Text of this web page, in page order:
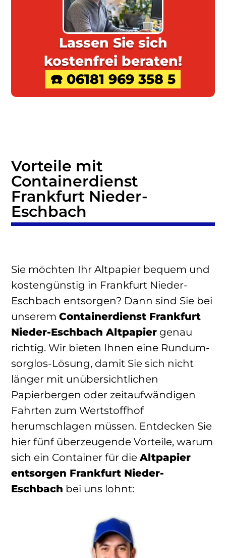
Lassen Sie sich
kostenfrei beraten!
☎️ 06181 969 358 5
Vorteile mit
Containerdienst
Frankfurt Nieder-
Eschbach
Sie möchten Ihr Altpapier bequem und
kostengünstig in Frankfurt Nieder-
Eschbach entsorgen? Dann sind Sie bei
unserem Containerdienst Frankfurt
Nieder-Eschbach Altpapier genau
richtig. Wir bieten Ihnen eine Rundum-
sorglos-Lösung, damit Sie sich nicht
länger mit unübersichtlichen
Papierbergen oder zeitaufwändigen
Fahrten zum Wertstoffhof
herumschlagen müssen. Entdecken Sie
hier fünf überzeugende Vorteile, warum
sich ein Container für die Altpapier
entsorgen Frankfurt Nieder-
Eschbach bei uns lohnt: